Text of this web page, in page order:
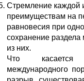
Стремление каждой
преимуществам на
равновесия при
сохранение
из них.
Что касается
международного